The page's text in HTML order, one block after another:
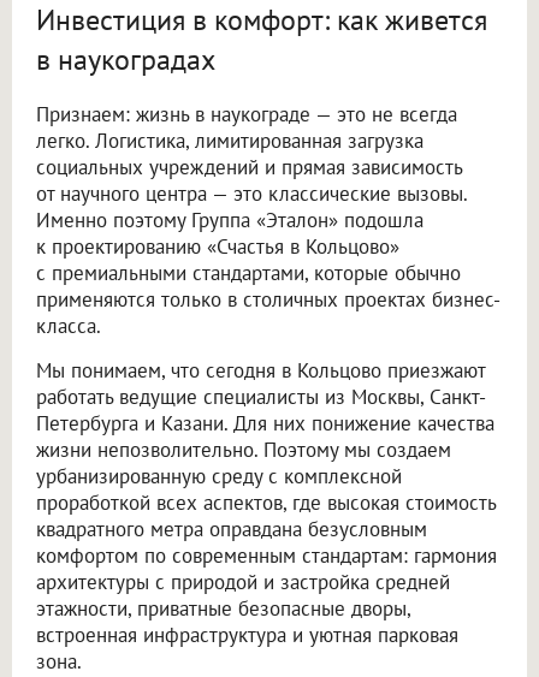
Инвестиция в комфорт: как живется
в наукоградах
Признаем: жизнь в наукограде — это не всегда
легко. Логистика, лимитированная загрузка
социальных учреждений и прямая зависимость
от научного центра — это классические вызовы.
Именно поэтому Группа «Эталон» подошла
к проектированию «Счастья в Кольцово»
с премиальными стандартами, которые обычно
применяются только в столичных проектах бизнес-
класса.
Мы понимаем, что сегодня в Кольцово приезжают
работать ведущие специалисты из Москвы, Санкт-
Петербурга и Казани. Для них понижение качества
жизни непозволительно. Поэтому мы создаем
урбанизированную среду с комплексной
проработкой всех аспектов, где высокая стоимость
квадратного метра оправдана безусловным
комфортом по современным стандартам: гармония
архитектуры с природой и застройка средней
этажности, приватные безопасные дворы,
встроенная инфраструктура и уютная парковая
зона.